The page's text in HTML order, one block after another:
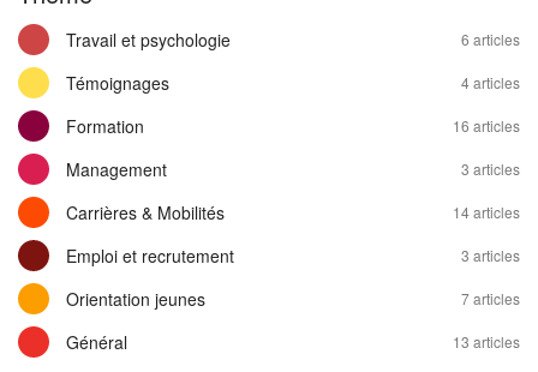
Travail et psychologie 6 articles
Témoignages 4 articles
Formation 16 articles
Management 3 articles
Carrières & Mobilités 14 articles
Emploi et recrutement 3 articles
Orientation jeunes 7 articles
Général 13 articles